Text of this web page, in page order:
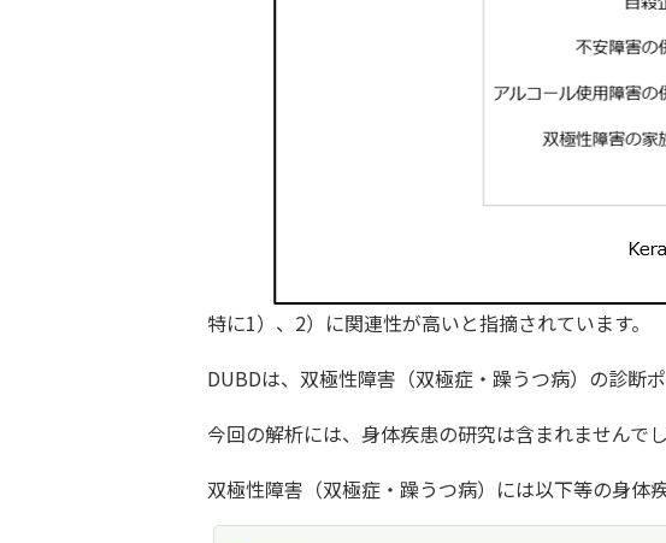
特に1）、2）に関連性が高いと指摘されています。
DUBDは、双極性障害（双極症・躁うつ病）の診断
今回の解析には、身体疾患の研究は含まれませんでし
双極性障害（双極症・躁うつ病）には以下等の身体